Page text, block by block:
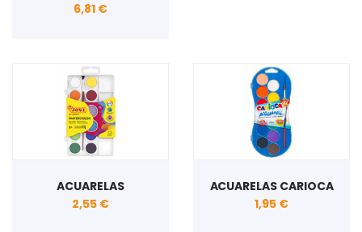
6,81 €
ACUARELAS
2,55 €
ACUARELAS CARIOCA
1,95 €